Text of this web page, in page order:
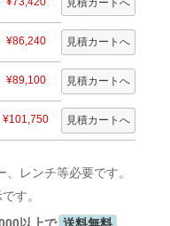
¥86,240
¥89,100
¥101,750
レンチ等必要です。
す。